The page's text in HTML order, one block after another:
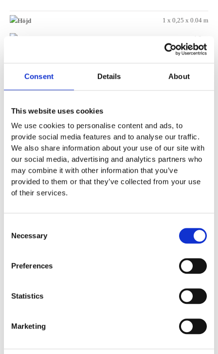
Consent Details About
This website uses cookies
We use cookies to personalise content and ads, to
provide social media features and to analyse our traffic.
We also share information about your use of our site with
our social media, advertising and analytics partners who
may combine it with other information that you’ve
provided to them or that they’ve collected from your use
of their services.
Selection
Necessary
Preferences
Statistics
Marketing
1 x 0,25 x 0.04 m
1.2 m
Material
Garantivillkor
Produktens utseende kan avvika mot de bilder som visas på
hemsidan.
Relaterade produkter
EUROFLEX®
40-10 mm
06532819
EUROFLEX®
black 40-10 mm